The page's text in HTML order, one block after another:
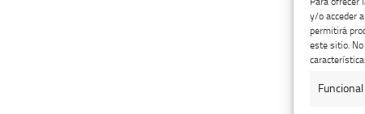
y/o acceder
permitirá
este sitio.
Funcional